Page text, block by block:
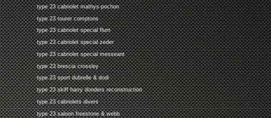
type 23 cabriolet mathys-pochon
type 23 tourer comptons
type 23 cabriolet special flum
type 23 cabriolet special zeder
type 23 cabriolet special messeant
type 23 brescia crossley
type 23 sport dubrelle & dodi
type 23 skiff harry donders reconstruction
type 23 cabriolets divers
type 23 saloon freestone & webb